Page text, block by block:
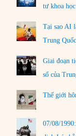
tư khoa
Tại sao AI
Trung Quốc
Giai đoạn
số của
Thế giới
07/08/